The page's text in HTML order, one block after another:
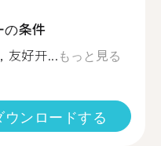
の条件
友好开...もっと見る
ンロードする